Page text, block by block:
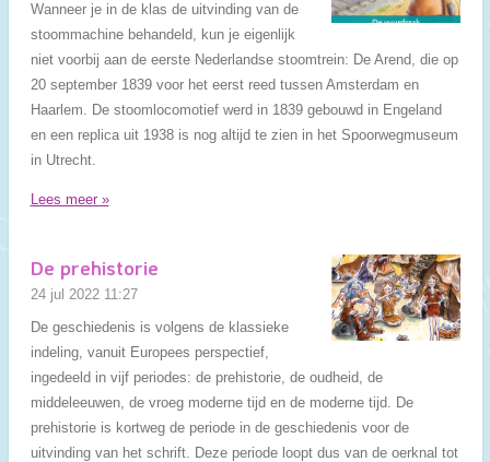
Wanneer je in de klas de uitvinding van de
stoommachine behandeld, kun je eigenlijk
niet voorbij aan de eerste Nederlandse stoomtrein: De Arend, die op
20 september 1839 voor het eerst reed tussen Amsterdam en
Haarlem. De stoomlocomotief werd in 1839 gebouwd in Engeland
en een replica uit 1938 is nog altijd te zien in het Spoorwegmuseum
in Utrecht.
Lees meer »
De prehistorie
24 jul 2022 11:27
De geschiedenis is volgens de klassieke
indeling, vanuit Europees perspectief,
ingedeeld in vijf periodes: de prehistorie, de oudheid, de
middeleeuwen, de vroeg moderne tijd en de moderne tijd. De
prehistorie is kortweg de periode in de geschiedenis voor de
uitvinding van het schrift. Deze periode loopt dus van de oerknal tot